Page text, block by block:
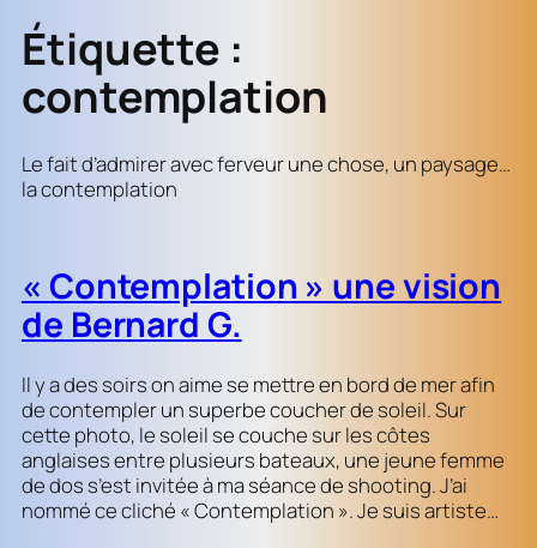
Étiquette :
contemplation
Le fait d’admirer avec ferveur une chose, un paysage…
la contemplation
« Contemplation » une vision
de Bernard G.
Il y a des soirs on aime se mettre en bord de mer afin
de contempler un superbe coucher de soleil. Sur
cette photo, le soleil se couche sur les côtes
anglaises entre plusieurs bateaux, une jeune femme
de dos s’est invitée à ma séance de shooting. J’ai
nommé ce cliché « Contemplation ». Je suis artiste…